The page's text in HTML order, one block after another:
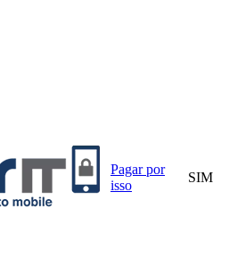
Pagar por
isso
SIM